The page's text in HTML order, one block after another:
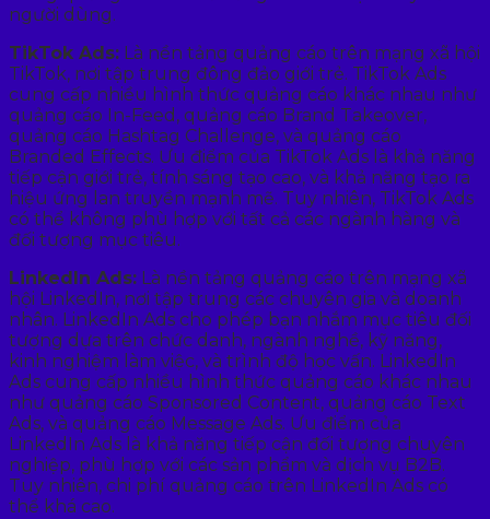
người dùng.
TikTok Ads: Là nền tảng quảng cáo trên mạng xã hội
TikTok, nơi tập trung đông đảo giới trẻ. TikTok Ads
cung cấp nhiều hình thức quảng cáo khác nhau như
quảng cáo In-Feed, quảng cáo Brand Takeover,
quảng cáo Hashtag Challenge, và quảng cáo
Branded Effects. Ưu điểm của TikTok Ads là khả năng
tiếp cận giới trẻ, tính sáng tạo cao, và khả năng tạo ra
hiệu ứng lan truyền mạnh mẽ. Tuy nhiên, TikTok Ads
có thể không phù hợp với tất cả các ngành hàng và
đối tượng mục tiêu.
LinkedIn Ads: Là nền tảng quảng cáo trên mạng xã
hội LinkedIn, nơi tập trung các chuyên gia và doanh
nhân. LinkedIn Ads cho phép bạn nhắm mục tiêu đối
tượng dựa trên chức danh, ngành nghề, kỹ năng,
kinh nghiệm làm việc, và trình độ học vấn. LinkedIn
Ads cung cấp nhiều hình thức quảng cáo khác nhau
như quảng cáo Sponsored Content, quảng cáo Text
Ads, và quảng cáo Message Ads. Ưu điểm của
LinkedIn Ads là khả năng tiếp cận đối tượng chuyên
nghiệp, phù hợp với các sản phẩm và dịch vụ B2B.
Tuy nhiên, chi phí quảng cáo trên LinkedIn Ads có
thể khá cao.